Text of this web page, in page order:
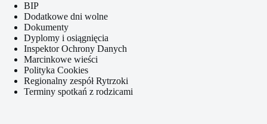
BIP
Dodatkowe dni wolne
Dokumenty
Dyplomy i osiągnięcia
Inspektor Ochrony Danych
Marcinkowe wieści
Polityka Cookies
Regionalny zespół Rytrzoki
Terminy spotkań z rodzicami